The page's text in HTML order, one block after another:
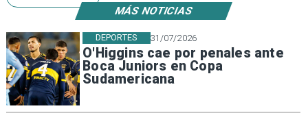
MÁS NOTICIAS
31/07/2026
O'Higgins cae por penales ante
Boca Juniors en Copa
Sudamericana
DEPORTES